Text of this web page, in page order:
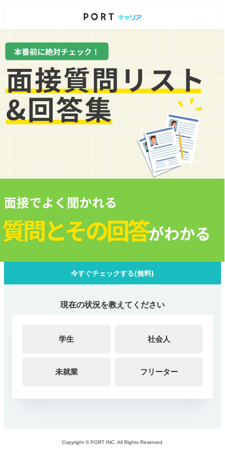
今すぐチェックする(無料)
現在の状況を教えてください
学生 社会人
未就業 フリーター
Copyright © PORT INC. All Rights Reserved.